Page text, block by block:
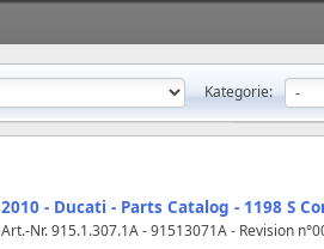
Kategorie:
2010 - Ducati - Parts Catalog - 1198 S
Art.-Nr. 915.1.307.1A - 91513071A - Revision